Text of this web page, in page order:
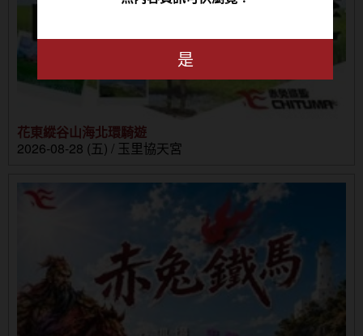
花東縱谷山海北環騎遊
2026-08-28 (五) / 玉里協天宮
是